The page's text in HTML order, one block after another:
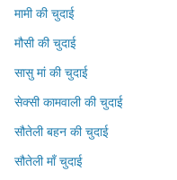
मामी की चुदाई
मौसी की चुदाई
सासु मां की चुदाई
सेक्सी कामवाली की चुदाई
सौतेली बहन की चुदाई
सौतेली माँ चुदाई